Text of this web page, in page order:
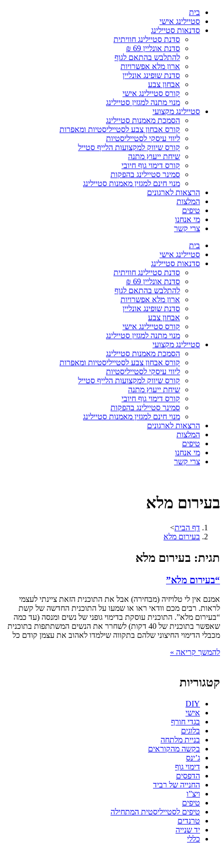
Skip
content
בית
סטיילינג אישי
סדנאות סטיילינג
סדנת סטיילינג חוויתית
סדנת אונליין 69 ₪
להתלבש בהתאם לגוף
ארון מלא אפשרויות
סדנת שופינג אונליין
אבחון צבע
קורס סטיילינג אישי
מנוי מתנה למגזין סטיילינג
סטיילינג מקצועי
הסמכת מאמנות סטיילינג
קורס אבחון צבע לסטייליסטיות ומאפרות
ליווי עיסקי לסטייליסטיות
קורס שיווק למקצועות הלייף סטייל
שיחת ייעוץ מתנה
קורס דימוי גוף חיובי
סמינר סטיילינג בהפקות
מנוי חינם למגזין מאמנות סטיילינג
הרצאות לארגונים
המלצות
טיפים
מי אנחנו
צרי קשר
בית
סטיילינג אישי
סדנאות סטיילינג
סדנת סטיילינג חוויתית
סדנת אונליין 69 ₪
להתלבש בהתאם לגוף
ארון מלא אפשרויות
סדנת שופינג אונליין
אבחון צבע
קורס סטיילינג אישי
מנוי מתנה למגזין סטיילינג
סטיילינג מקצועי
הסמכת מאמנות סטיילינג
קורס אבחון צבע לסטייליסטיות ומאפרות
ליווי עיסקי לסטייליסטיות
קורס שיווק למקצועות הלייף סטייל
שיחת ייעוץ מתנה
קורס דימוי גוף חיובי
סמינר סטיילינג בהפקות
מנוי חינם למגזין מאמנות סטיילינג
הרצאות לארגונים
המלצות
טיפים
מי אנחנו
צרי קשר
בעירום מלא
דף הבית>
בעירום מלא
תגית: בעירום מלא
“בעירום מלא”
אמנם אין לי טלויזיה (מבחירה) אבל את התוכנית הזאת ציינתי לעצמי
לראות. רבים מכם וודאי ראו או שמעו על התוכנית החדשה של קשת
“בעירום מלא”. התוכנית עוסקת בדימוי גופני של נשים ומנסה (עד כמה
שאפשר בתוכנית של 40 דקות) לשחרר את הנשים המשתתפות בתוכנית
מכבלי הדימוי החיצוני שלהם בתקווה שילמדו לאהוב את עצמן קודם כל
להמשך קריאה »
קטגוריות
DIY
אישי
בגדי חורף
בלוגים
בניית מלתחה
בקשה מהקוראים
ג’ינס
דימוי גוף
הדפסים
החנייה של רביד
ויצ”ו
טיפים
טיפים לסטייליסטית המתחילה
טרנדים
יד שנייה
כללי